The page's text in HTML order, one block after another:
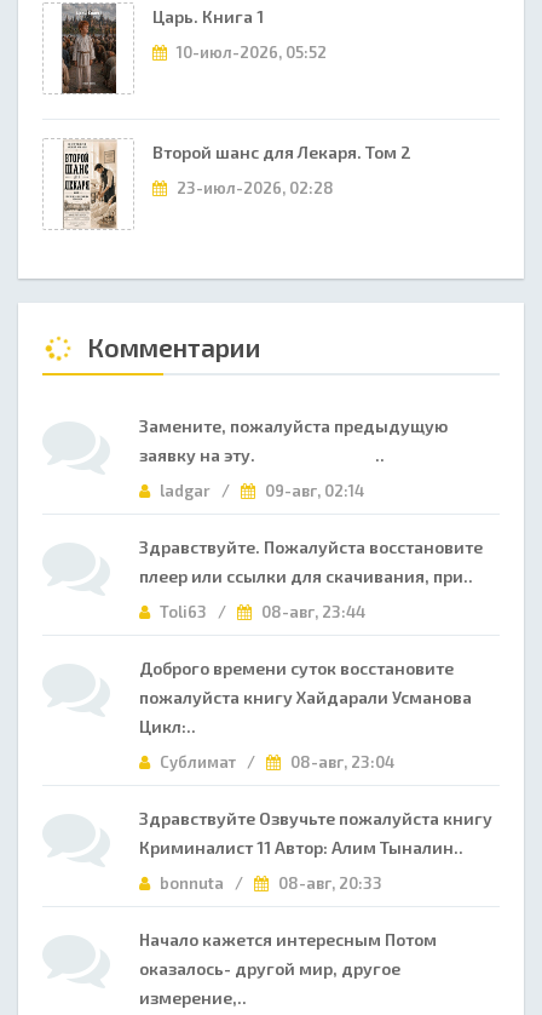
Царь. Книга 1
10-июл-2026, 05:52
Второй шанс для Лекаря. Том 2
23-июл-2026, 02:28
Комментарии
Замените, пожалуйста предыдущую
заявку на эту. ..
ladgar / 09-авг, 02:14
Здравствуйте. Пожалуйста восстановите
плеер или ссылки для скачивания, при..
Toli63 / 08-авг, 23:44
Доброго времени суток восстановите
пожалуйста книгу Хайдарали Усманова
Цикл:..
Сублимат / 08-авг, 23:04
Здравствуйте Озвучьте пожалуйста книгу
Криминалист 11 Автор: Алим Тыналин..
bonnuta / 08-авг, 20:33
Начало кажется интересным Потом
оказалось- другой мир, другое
измерение,..